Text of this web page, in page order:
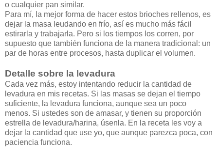
o cualquier pan similar.
Para mí, la mejor forma de hacer estos brioches rellenos, es
dejar la masa leudando en frío, así es mucho más fácil
estirarla y trabajarla. Pero si los tiempos los corren, por
supuesto que también funciona de la manera tradicional: un
par de horas entre procesos, hasta duplicar el volumen.
Detalle sobre la levadura
Cada vez más, estoy intentando reducir la cantidad de
levadura en mis recetas. Si las masas se dejan el tiempo
suficiente, la levadura funciona, aunque sea un poco
menos. Si ustedes son de amasar, y tienen su proporción
estrella de levadura/harina, úsenla. En la receta les voy a
dejar la cantidad que use yo, que aunque parezca poca, con
paciencia funciona.